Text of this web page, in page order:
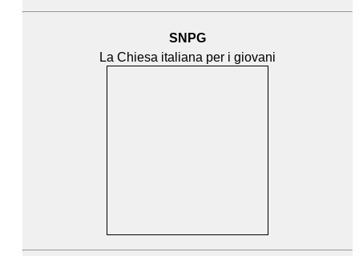
SNPG
La Chiesa italiana per i giovani